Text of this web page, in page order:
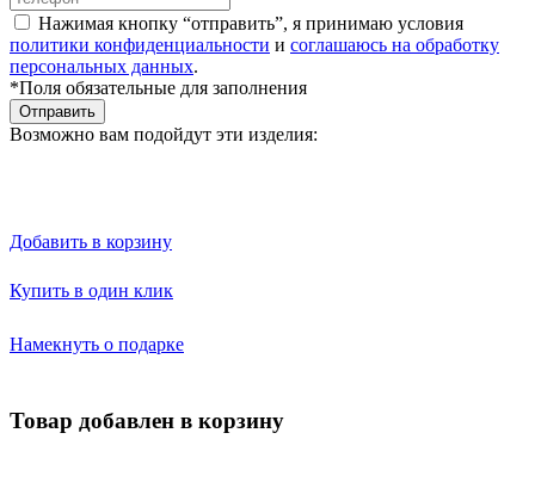
Нажимая кнопку “отправить”, я принимаю условия
политики конфиденциальности и соглашаюсь на обработку
персональных данных.
*Поля обязательные для заполнения
Отправить
Возможно вам подойдут эти изделия:
Добавить в корзину
Купить в один клик
Намекнуть о подарке
Товар добавлен в корзину